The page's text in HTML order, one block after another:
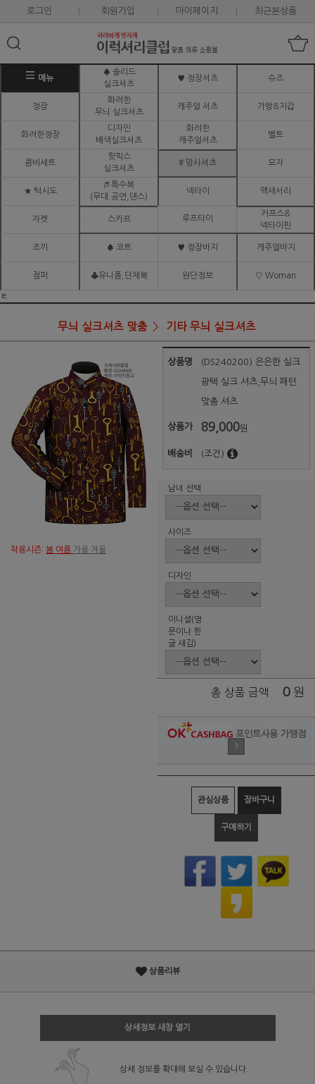
로그인 회원가입 마이페이지 최근본상품
메뉴
♠ 솔리드
실크셔츠
♥ 정장셔츠 슈즈
정장
화려한
무늬 실크셔츠
캐주얼 셔츠 가방&지갑
화려한정장
디자인
배색실크셔츠
화려한
캐주얼셔츠
벨트
콤비세트
핫픽스
실크셔츠
# 망사셔츠 모자
★ 턱시도
♬ 특수복
(무대.공연,댄스)
넥타이 액세서리
자켓 스카프 루프타이
커프스&
넥타이핀
조끼 ♠ 코트 ♥ 정장바지 캐주얼바지
점퍼 ♣유니폼,단체복 원단정보 ♡ Woman
ㅌ
무늬 실크셔츠 맞춤 기타 무늬 실크셔츠
착용시즌: 봄 여름 가을 겨울
상품명 (DS240200) 은은한 실크
광택 실크 셔츠,무늬 패턴
맞춤 셔츠
상품가 89,000원
배송비 (조건)
남녀 선택
사이즈
디자인
이니셜(영
문이나 한
글 새김)
총 상품 금액 0 원
포인트사용 가맹점
?
관심상품 장바구니
구매하기
상품리뷰
상세정보 새창 열기
상세 정보를 확대해 보실 수 있습니다.